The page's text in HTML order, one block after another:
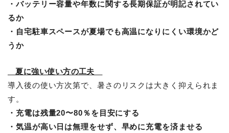
・バッテリー容量や年数に関する長期保証が明記されてい
るか
・自宅駐車スペースが夏場でも高温になりにくい環境かど
うか
夏に強い使い方の工夫
導入後の使い方次第で、暑さのリスクは大きく抑えられま
す。
・充電は残量20〜80％を目安にする
・気温が高い日は無理をせず、早めに充電を済ませる